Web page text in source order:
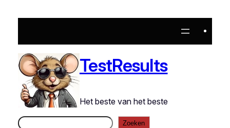
TestResults
Het beste van het beste
Zoeken
Zoeken